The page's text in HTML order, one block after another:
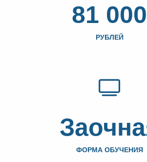
81 000
РУБЛЕЙ
ФОРМА ОБУЧЕНИЯ